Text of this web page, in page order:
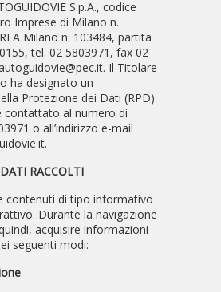
S.p.A., codice
Imprese di Milano n.
Milano n. 103484, partita
tel. 02 5803971, fax 02
Il Titolare
ha designato un
Protezione dei Dati (RPD)
contattato al numero di
o all’indirizzo e-mail
RACCOLTI
contenuti di tipo informativo
Durante la navigazione
acquisire informazioni
seguenti modi: